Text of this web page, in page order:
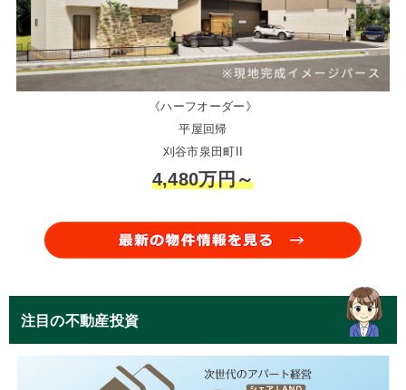
《ハーフオーダー》
平屋回帰
刈谷市泉田町II
4,480万円～
注目の不動産投資